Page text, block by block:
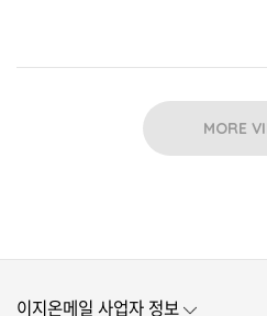
MORE
이지온메일 사업자 정보